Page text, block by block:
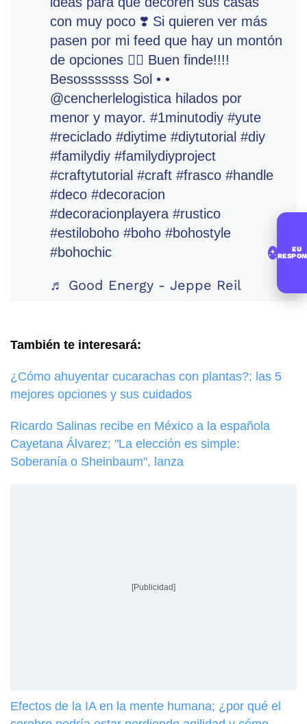
EU
con muy poco ❣️ Si quieren ver más
pasen por mi feed que hay un montón
de opciones 👍🏻 Buen finde!!!!
Besosssssss Sol • •
@cencherlelogistica hilados por
menor y mayor. #1minutodiy #yute
#reciclado #diytime #diytutorial #diy
#familydiy #familydiyproject
#craftytutorial #craft #frasco #handle
#deco #decoracion
#decoracionplayera #rustico
#estiloboho #boho #bohostyle
#bohochic
♬ Good Energy - Jeppe Reil
También te interesará:
¿Cómo ahuyentar cucarachas con plantas?; las 5
mejores opciones y sus cuidados
Ricardo Salinas recibe en México a la española
Cayetana Álvarez; "La elección es simple:
Soberanía o Sheinbaum", lanza
[Publicidad]
Efectos de la IA en la mente humana; ¿por qué el